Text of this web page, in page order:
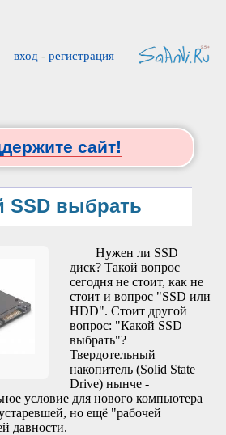
вход - регистрация
сайт!
SSD выбрать
Нужен ли SSD
диск? Такой вопрос
сегодня не стоит, как не
стоит и вопрос "SSD или
HDD". Стоит другой
вопрос: "Какой SSD
выбрать"?
Твердотельный
накопитель (Solid State
Drive) нынче -
условие для нового компьютера
но ещё "рабочей
давности.